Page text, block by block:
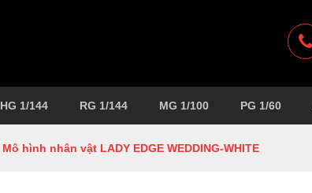
HG 1/144 RG 1/144 MG 1/100 PG 1/60
Mô hình nhân vật LADY EDGE WEDDING-WHITE